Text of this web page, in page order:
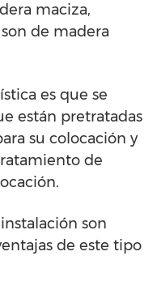
maciza,
de madera
es que se
están pretratadas
su colocación y
de
son
de este tipo